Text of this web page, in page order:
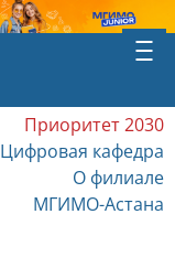
Приоритет 2030
Цифровая кафедра
О филиале
МГИМО-Астана